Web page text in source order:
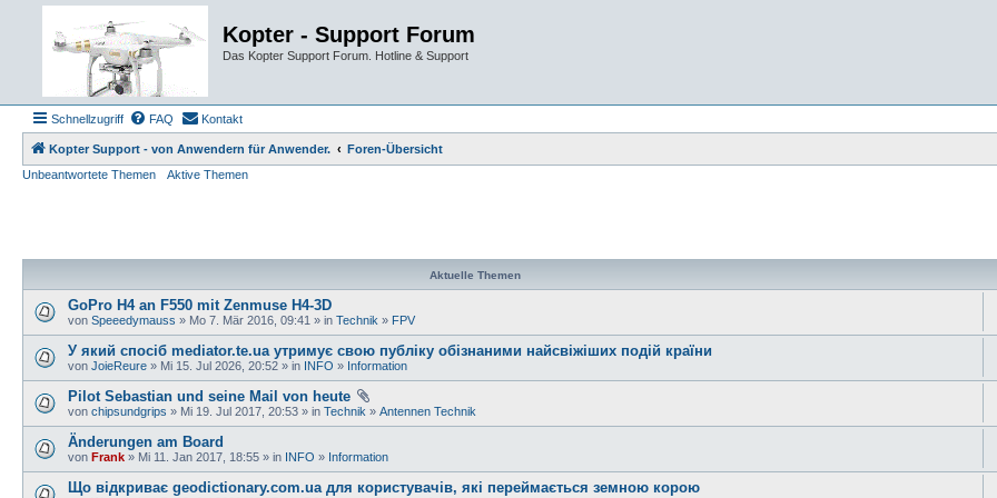
Kopter - Support Forum
Das Kopter Support Forum. Hotline & Support
Schnellzugriff FAQ Kontakt
Kopter Support - von Anwendern für Anwender.
Foren-Übersicht
Unbeantwortete Themen
Aktive Themen
Aktuelle Themen
GoPro H4 an F550 mit Zenmuse H4-3D
von Speeedymauss » Mo 7. Mär 2016, 09:41 » in Technik » FPV
У який спосіб mediator.te.ua утримує свою публіку обізнаними найсвіжіших подій країни
von JoieReure » Mi 15. Jul 2026, 20:52 » in INFO » Information
Pilot Sebastian und seine Mail von heute
von chipsundgrips » Mi 19. Jul 2017, 20:53 » in Technik » Antennen Technik
Änderungen am Board
von Frank » Mi 11. Jan 2017, 18:55 » in INFO » Information
Що відкриває geodictionary.com.ua для користувачів, які переймається земною корою